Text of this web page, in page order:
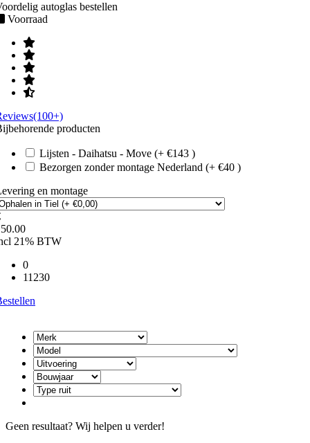
autoglas bestellen
Voorraad
producten
Lijsten - Daihatsu - Move (+ €143 )
Bezorgen zonder montage Nederland (+ €40 )
en montage
21% BTW
0
11230
Geen resultaat? Wij helpen u verder!